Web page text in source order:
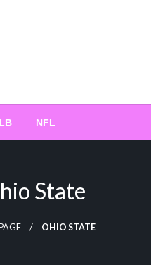
NFL
State
OHIO STATE